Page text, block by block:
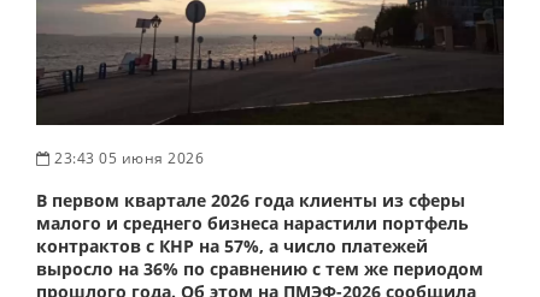
23:43 05 июня 2026
В первом квартале 2026 года клиенты из сферы
малого и среднего бизнеса нарастили портфель
контрактов с КНР на 57%, а число платежей
выросло на 36% по сравнению с тем же периодом
прошлого года. Об этом на ПМЭФ-2026 сообщила